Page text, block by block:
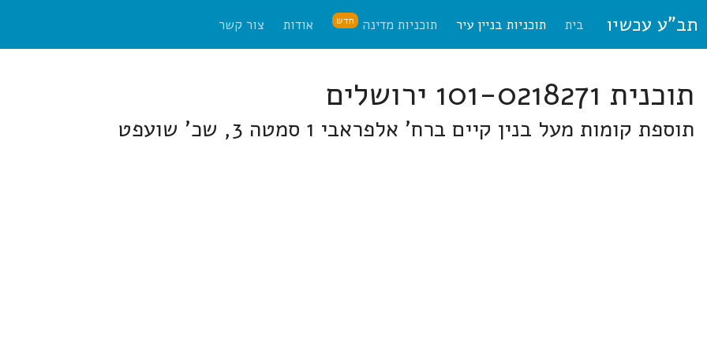
תב"ע עכשיו בית תוכניות בניין עיר תוכניות מדינה חדש אודות צור קשר
תוכנית 101-0218271 ירושלים
תוספת קומות מעל בנין קיים ברח' אלפראבי 1 סמטה 3, שכ' שועפט